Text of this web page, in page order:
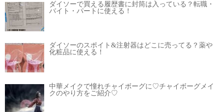
ダイソーで買える履歴書に封筒は入っている？転職・
バイト・パートに使える！
ダイソーのスポイト&注射器はどこに売ってる？薬や
化粧品に使える！
中華メイクで憧れチャイボーグに♡チャイボーグメイ
クのやり方をご紹介♡